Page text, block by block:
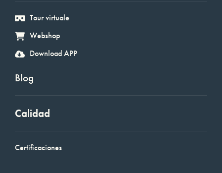
Tour virtuale
Webshop
Download APP
Blog
Calidad
Certificaciones